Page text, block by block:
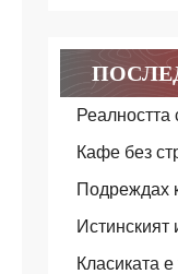
Реалността
Кафе без
Подреждах
Истинският
Класиката